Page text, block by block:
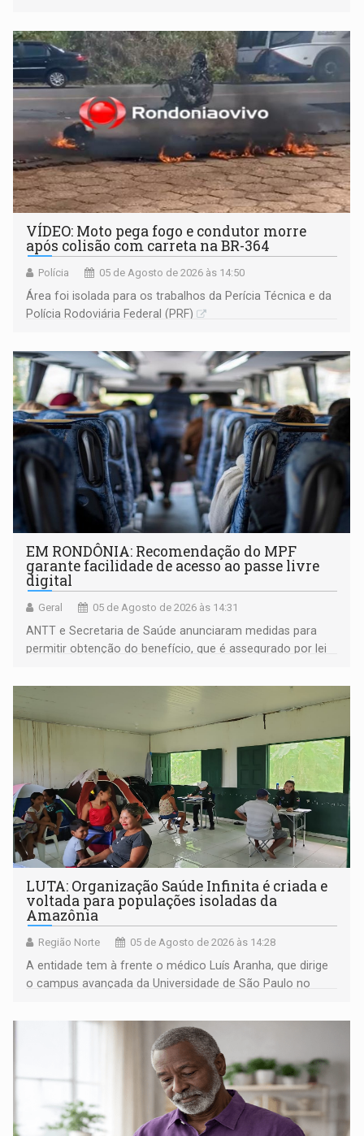
VÍDEO: Moto pega fogo e condutor morre
após colisão com carreta na BR-364
Polícia 05 de Agosto de 2026 às 14:50
Área foi isolada para os trabalhos da Perícia Técnica e da
Polícia Rodoviária Federal (PRF)
EM RONDÔNIA: Recomendação do MPF
garante facilidade de acesso ao passe livre
digital
Geral 05 de Agosto de 2026 às 14:31
ANTT e Secretaria de Saúde anunciaram medidas para
permitir obtenção do benefício, que é assegurado por lei
LUTA: Organização Saúde Infinita é criada e
voltada para populações isoladas da
Amazônia
Região Norte 05 de Agosto de 2026 às 14:28
A entidade tem à frente o médico Luís Aranha, que dirige
o campus avançada da Universidade de São Paulo no